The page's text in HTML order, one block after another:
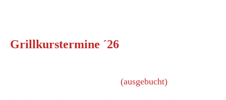
Grillkurstermine ´26
(ausgebucht)